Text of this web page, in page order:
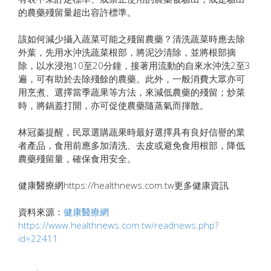
的農藥殘留量超出容許標準。
該如何減少攝入蔬菜可能之殘留農藥？清洗蔬菜時應去除
外葉，先用水沖洗蔬菜根部，將泥沙清除，並將根部摘
除，以水浸泡10至20分鐘，接著用流動的自來水沖洗2至3
遍，可有助於去除殘餘的農藥。此外，一般消費大眾亦可
用烹煮、選擇當季蔬果等方法，來減低農藥的殘留；炒菜
時，將鍋蓋打開，亦可促使農藥隨蒸氣而揮散。
林冠蓁提醒，民眾選購蔬果時最好選擇具有良好信譽的業
者產品，食用前應多加清洗、去皮或避免食用根部，降低
農藥殘留量，確保食用安全。
健康醫療網https://healthnews.com.tw更多健康資訊
資料來源： 健康醫療網
https://www.healthnews.com.tw/readnews.php?
id=22411